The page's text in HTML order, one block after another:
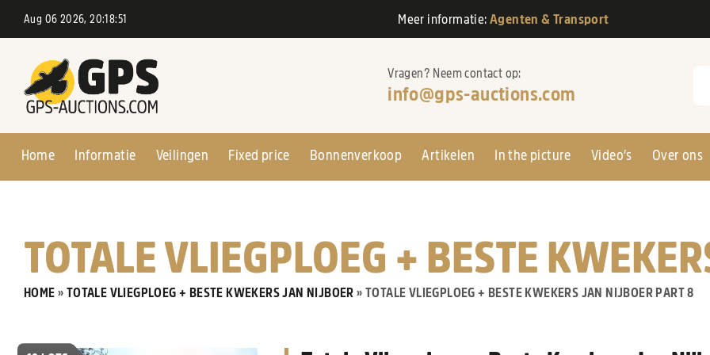
Aug 06 2026, 20:18:52 Meer informatie:Agenten & Transport
Vragen? Neem contact op:
info@gps-auctions.com
Home Informatie Veilingen Fixed price Bonnenverkoop Artikelen In the picture Video’s Over ons
TOTALE VLIEGPLOEG + BESTE
HOME » TOTALE VLIEGPLOEG + BESTE KWEKERS JAN NIJBOER »TOTALE VLIEGPLOEG + BESTE KWEKERS JAN NIJBOER PART 8